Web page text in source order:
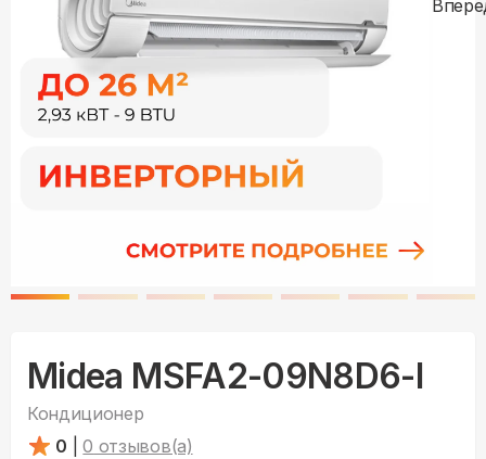
Midea MSFA2-09N8D6-I
Кондиционер
0
0 отзывов(а)